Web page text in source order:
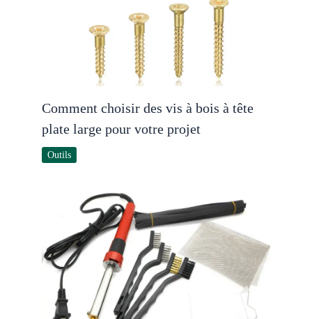
Comment choisir des vis à bois à tête
plate large pour votre projet
Outils